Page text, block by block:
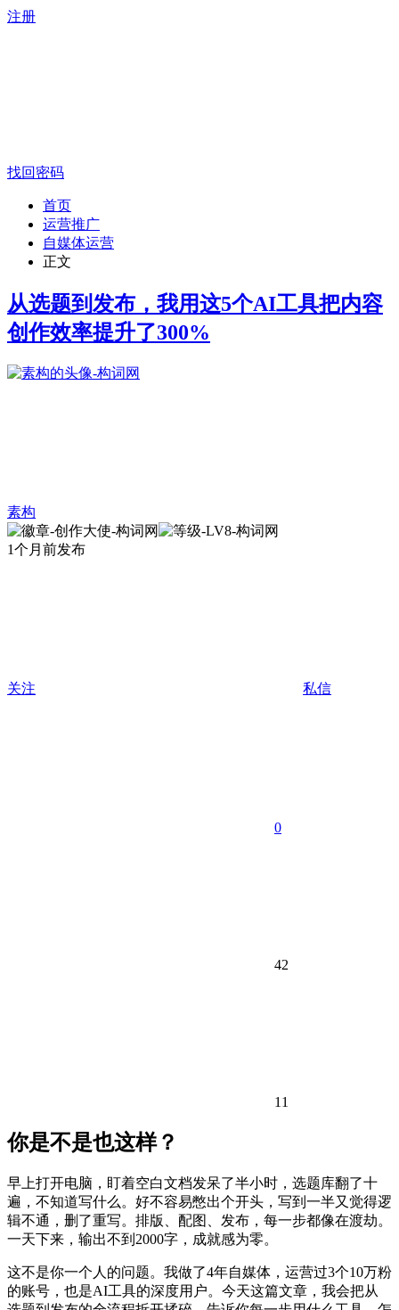
注册
找回密码
首页
运营推广
自媒体运营
正文
从选题到发布，我用这5个AI工具把内容
创作效率提升了300%
素构
1个月前发布
关注 私信
0
42
11
你是不是也这样？
早上打开电脑，盯着空白文档发呆了半小时，选题库翻了十
遍，不知道写什么。好不容易憋出个开头，写到一半又觉得逻
辑不通，删了重写。排版、配图、发布，每一步都像在渡劫。
一天下来，输出不到2000字，成就感为零。
这不是你一个人的问题。我做了4年自媒体，运营过3个10万粉
的账号，也是AI工具的深度用户。今天这篇文章，我会把从